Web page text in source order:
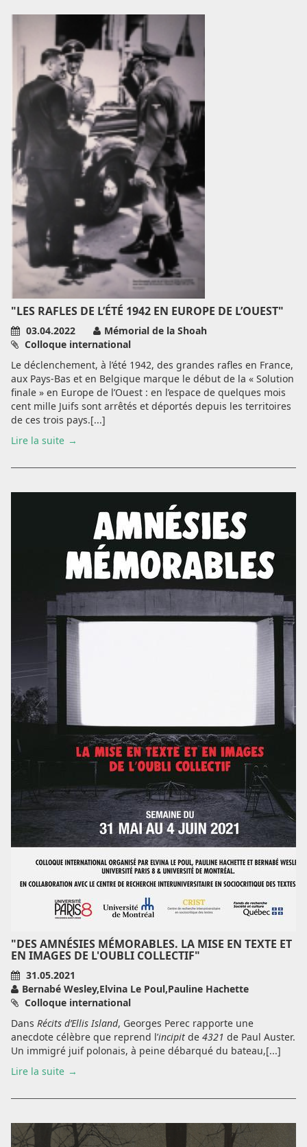
"LES RAFLES DE L’ÉTÉ 1942 EN EUROPE DE L’OUEST"
03.04.2022
Mémorial de la Shoah
Colloque international
Le déclenchement, à l’été 1942, des grandes rafles en France,
aux Pays-Bas et en Belgique marque le début de la « Solution
finale » en Europe de l’Ouest : en l’espace de quelques mois
cent mille Juifs sont arrêtés et déportés depuis les territoires
de ces trois pays.[...]
Lire la suite
"DES AMNÉSIES MÉMORABLES. LA MISE EN TEXTE ET
EN IMAGES DE L'OUBLI COLLECTIF"
31.05.2021
Bernabé Wesley,Elvina Le Poul,Pauline Hachette
Colloque international
Dans Récits d’Ellis Island, Georges Perec rapporte une
anecdote célèbre que reprend l’incipit de 4321 de Paul Auster.
Un immigré juif polonais, à peine débarqué du bateau,[...]
Lire la suite